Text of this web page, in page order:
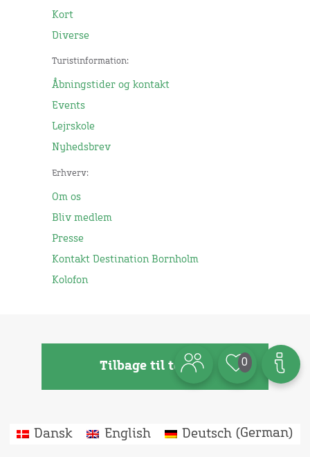
Kort
Diverse
Turistinformation:
Åbningstider og kontakt
Events
Lejrskole
Nyhedsbrev
Erhverv:
Om os
Bliv medlem
Presse
Kontakt Destination Bornholm
Kolofon
Tilbage til toppen 0
Dansk English Deutsch(German)